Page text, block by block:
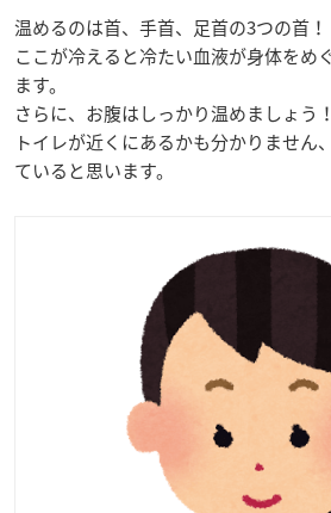
温めるのは首、手首、足首の3つの首！
ここが冷えると冷たい血液が身体をめ
ます。
さらに、お腹はしっかり温めましょう！
トイレが近くにあるかも分かりません
ていると思います。